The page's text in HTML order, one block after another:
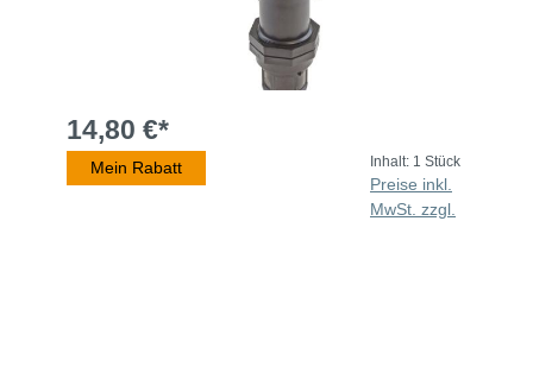
14,80 €*
Mein Rabatt Inhalt: 1 Stück
Preise inkl.
MwSt. zzgl.